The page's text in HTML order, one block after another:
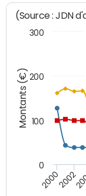
Montants (€)
(Source : JDN
20002002
0
100
200
300